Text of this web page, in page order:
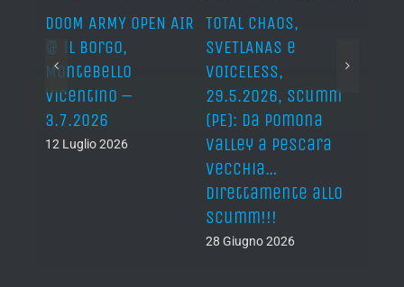
DOOM ARMY OPEN AIR
@ Il Borgo,
Montebello
Vicentino –
3.7.2026
12 Luglio 2026
TOTAL CHAOS,
SVETLANAS e
VOICELESS,
29.5.2026, Scumm
(PE): da Pomona
Valley a Pescara
vecchia…
direttamente allo
Scumm!!!
28 Giugno 2026